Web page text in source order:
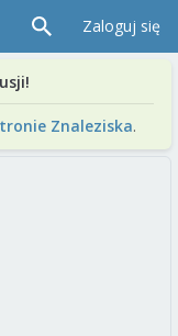
Zaloguj się
Znaleziska.